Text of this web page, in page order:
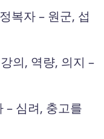
복자 – 원군, 섭
의, 역량, 의지 –
심려, 충고를